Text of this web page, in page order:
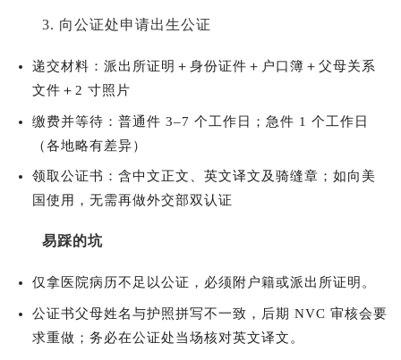
3. 向公证处申请出生公证
递交材料：派出所证明＋身份证件＋户口簿＋父母关系
文件＋2 寸照片
缴费并等待：普通件 3–7 个工作日；急件 1 个工作日
（各地略有差异）
领取公证书：含中文正文、英文译文及骑缝章；如向美
国使用，无需再做外交部双认证
易踩的坑
仅拿医院病历不足以公证，必须附户籍或派出所证明。
公证书父母姓名与护照拼写不一致，后期 NVC 审核会要
求重做；务必在公证处当场核对英文译文。